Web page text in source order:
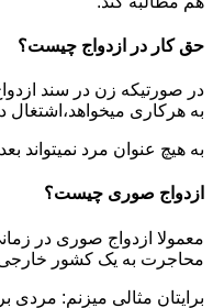
حق کار در ازدواج چیست؟
در صورتیکه زن در سند
به هرکاری میخواهد،اشتغال
به هیچ عنوان مرد نمیتواند
ازدواج صوری چیست؟
معمولا ازدواج صوری در
محاجرت به یک کشور خارجی
برایتان مثالی میزنم: مردی